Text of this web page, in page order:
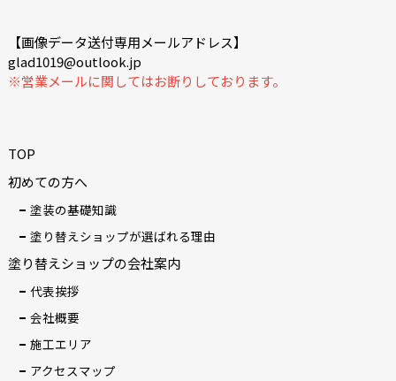
【画像データ送付専用メールアドレス】
glad1019@outlook.jp
※営業メールに関してはお断りしております。
TOP
初めての方へ
塗装の基礎知識
塗り替えショップが選ばれる理由
塗り替えショップの会社案内
代表挨拶
会社概要
施工エリア
アクセスマップ